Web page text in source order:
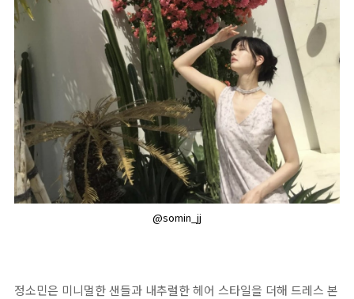
@somin_jj
정소민은 미니멀한 샌들과 내추럴한 헤어 스타일을 더해 드레스 본